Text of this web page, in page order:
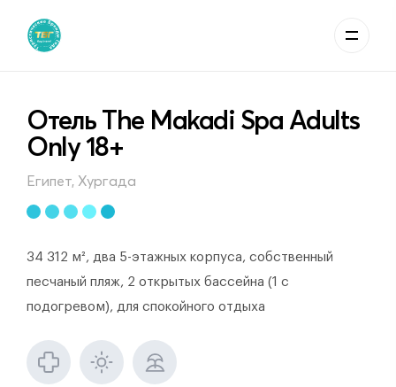
Отель The Makadi Spa Adults
Only 18+
Египет, Хургада
34 312 м², два 5-этажных корпуса, собственный
песчаный пляж, 2 открытых бассейна (1 с
подогревом), для спокойного отдыха